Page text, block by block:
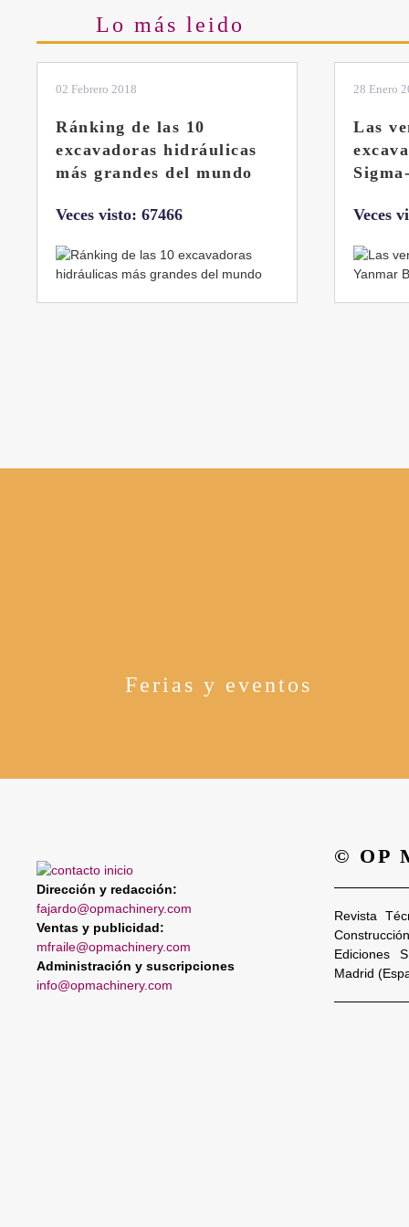
Lo más leido
02 Febrero 2018
Ránking de las 10
excavadoras hidráulicas
más grandes del mundo
Veces visto: 67466
28 Enero
Las
Veces
Ferias y eventos
Dirección y redacción:
fajardo@opmachinery.com
Ventas y publicidad:
mfraile@opmachinery.com
Administración y suscripciones
info@opmachinery.com
© OP
Revista
Ediciones
Madrid